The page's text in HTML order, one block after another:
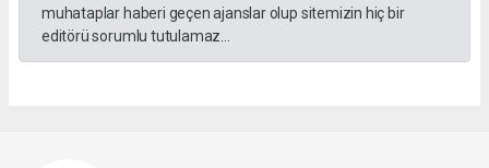
muhataplar haberi geçen ajanslar olup sitemizin hiç bir
editörü sorumlu tutulamaz...